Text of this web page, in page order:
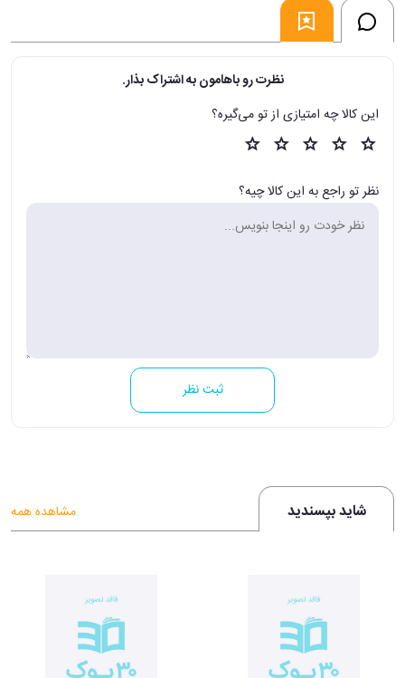
نظرت رو باهامون به اشتراک بذار.
این کالا چه امتیازی از تو می‌گیره؟
نظر تو راجع به این کالا چیه؟
ثبت نظر
شاید بپسندید مشاهده همه